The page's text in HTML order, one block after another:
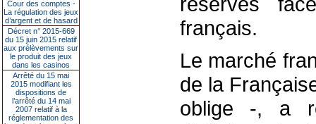
Cour des comptes -
La régulation des jeux
d’argent et de hasard
Décret n° 2015-669
du 15 juin 2015 relatif
aux prélèvements sur
le produit des jeux
dans les casinos
Arrêté du 15 mai
2015 modifiant les
dispositions de
l’arrêté du 14 mai
2007 relatif à la
réglementation des
français.
Le marché
de la
oblige -, a